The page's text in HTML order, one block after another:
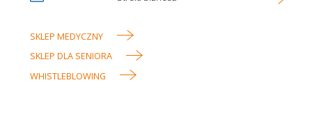
Linki
w
SKLEP MEDYCZNY
SKLEP DLA SENIORA
WHISTLEBLOWING